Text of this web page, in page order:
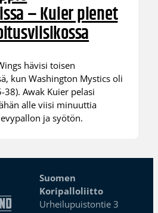
– Kuier pienet
hävisi toisen
kun Washington Mystics oli
Awak Kuier pelasi
alle viisi minuuttia
ja syötön.
Suomen
Koripalloliitto
Urheilupuistontie 3